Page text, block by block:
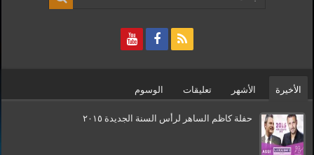
الأخيرة الأشهر تعليقات الوسوم
حفلة كاظم الساهر لرأس السنة الجديدة ٢٠١٥